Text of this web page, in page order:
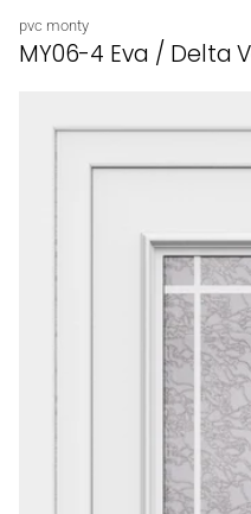
Proveedor:
pvc monty
MY06-4 Eva / Delta